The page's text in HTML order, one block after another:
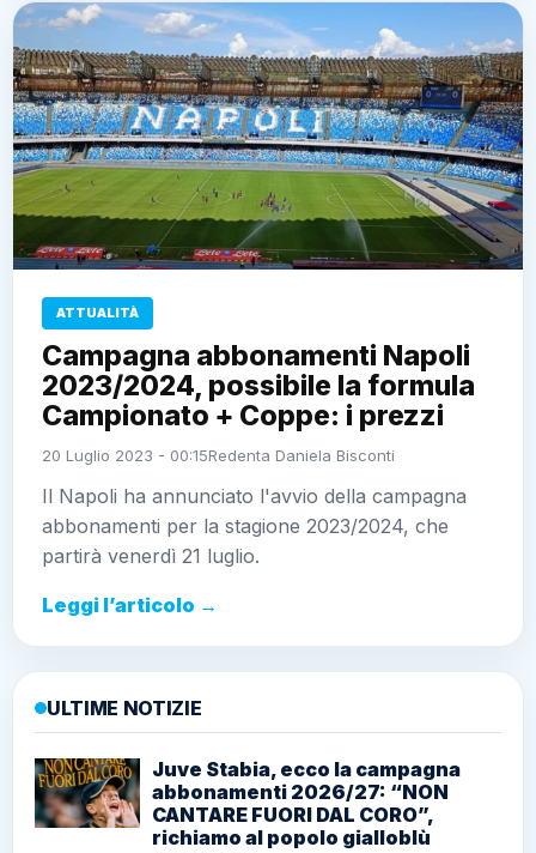
ATTUALITÀ
Campagna abbonamenti Napoli
2023/2024, possibile la formula
Campionato + Coppe: i prezzi
20 Luglio 2023 - 00:15Redenta Daniela Bisconti
Il Napoli ha annunciato l'avvio della campagna
abbonamenti per la stagione 2023/2024, che
partirà venerdì 21 luglio.
Leggi l’articolo →
ULTIME NOTIZIE
Juve Stabia, ecco la campagna
abbonamenti 2026/27: “NON
CANTARE FUORI DAL CORO”,
richiamo al popolo gialloblù